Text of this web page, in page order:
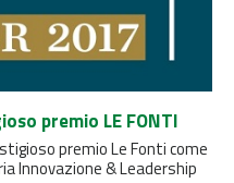
premio LE FONTI
premio Le Fonti come
Innovazione & Leadership